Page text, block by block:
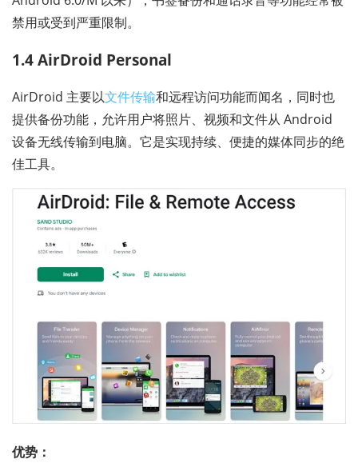
禁用或受到严重限制。
1.4 AirDroid Personal
AirDroid 主要以文件传输和远程访问功能而闻名，同时也
提供备份功能，允许用户将照片、视频和文件从 Android
设备无线传输到电脑。它是实现持续、便捷的媒体同步的绝
佳工具。
优势：